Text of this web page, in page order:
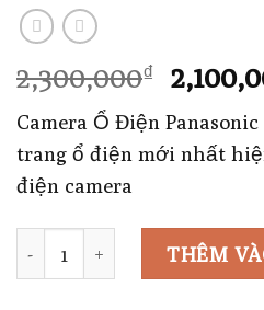
2,300,000₫
Giá
gốc
là:
Camera Ổ Điện
trang ổ điện mới nhất
điện camera
THÊM